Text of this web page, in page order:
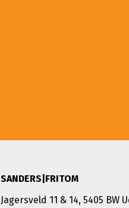
SANDERS|FRITOM
Jagersveld 11 & 14, 5405 BW